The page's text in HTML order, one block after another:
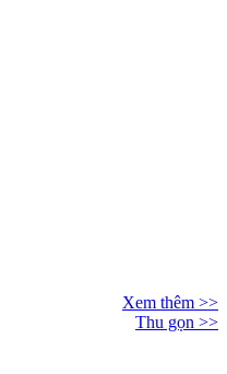
Xem thêm >>
Thu gọn >>